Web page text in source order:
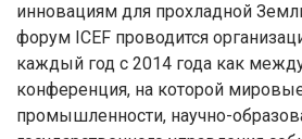
инновациям для прохладной
форум ICEF проводится
каждый год с 2014 года как
конференция, на которой
промышленности, научно-